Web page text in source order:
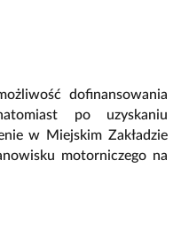
dofinansowania
po uzyskaniu
w Miejskim Zakładzie
motorniczego na